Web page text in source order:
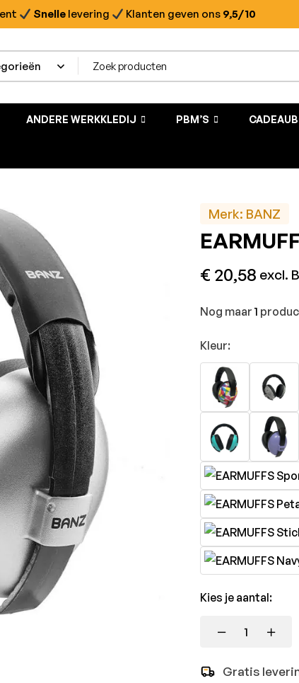
Snelle levering Klanten geven ons 9,5/10
ANDERE WERKKLEDIJ PBM’S
Merk: BANZ
€ 20,58 excl.
Nog maar1
Kleur:
Kies je aantal:
Gratis